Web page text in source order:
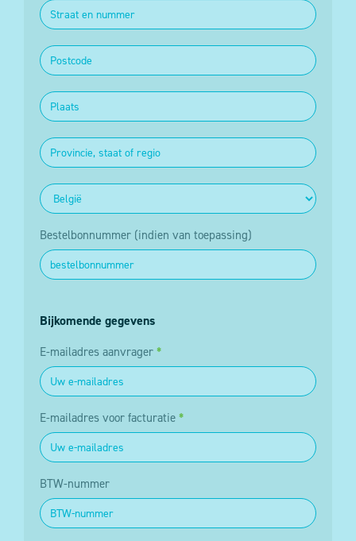
Bestelbonnummer (indien van toepassing)
Bijkomende gegevens
E-mailadres aanvrager *
E-mailadres voor facturatie *
BTW-nummer